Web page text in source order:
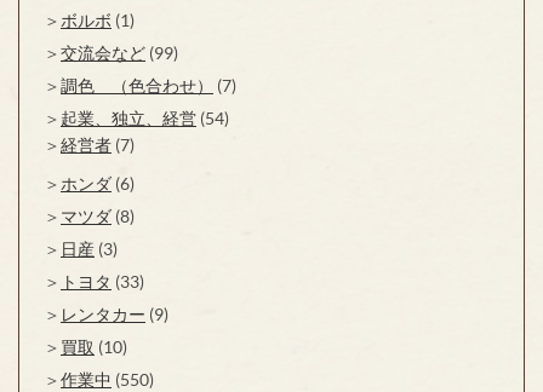
ボルボ (1)
交流会など (99)
調色 （色合わせ）
(7)
起業、独立、経営 (54)
経営者 (7)
ホンダ (6)
マツダ (8)
日産 (3)
トヨタ (33)
レンタカー (9)
買取 (10)
作業中 (550)